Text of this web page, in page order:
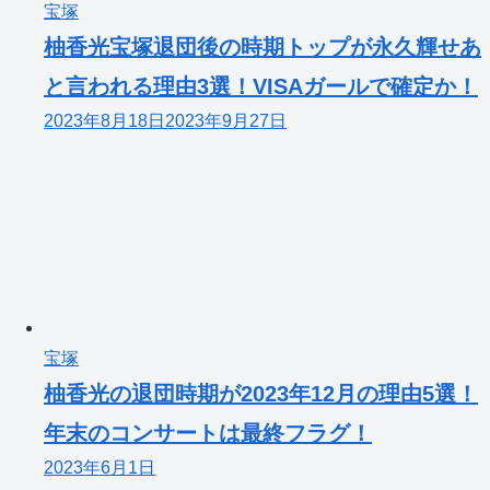
宝塚
柚香光宝塚退団後の時期トップが永久輝せあ
と言われる理由3選！VISAガールで確定か！
2023年8月18日 2023年9月27日
宝塚
柚香光の退団時期が2023年12月の理由5選！
年末のコンサートは最終フラグ！
2023年6月1日